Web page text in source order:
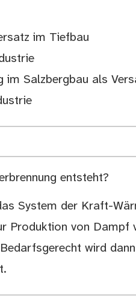
im Tiefbau
im Salzbergbau als
entsteht?
System der Kraft-
Produktion von Dampf
wird